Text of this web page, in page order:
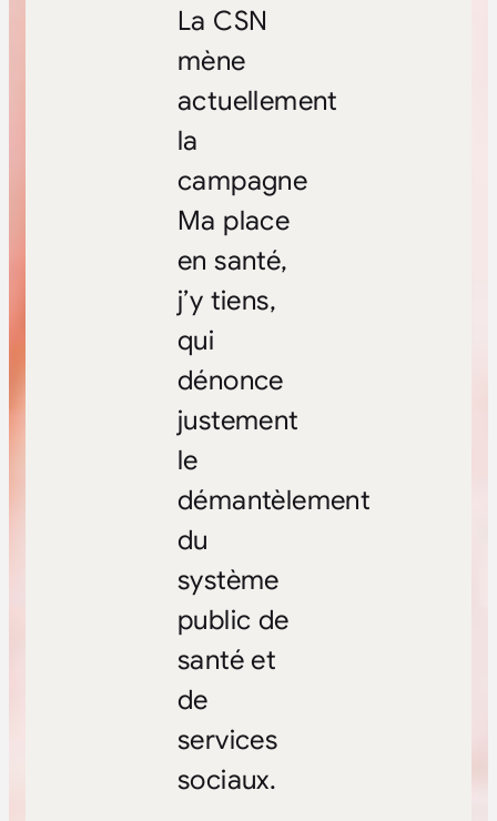
La CSN
mène
actuellement
la
campagne
Ma place
en santé,
j’y tiens,
qui
dénonce
justement
le
démantèlement
du
système
public de
santé et
de
services
sociaux.